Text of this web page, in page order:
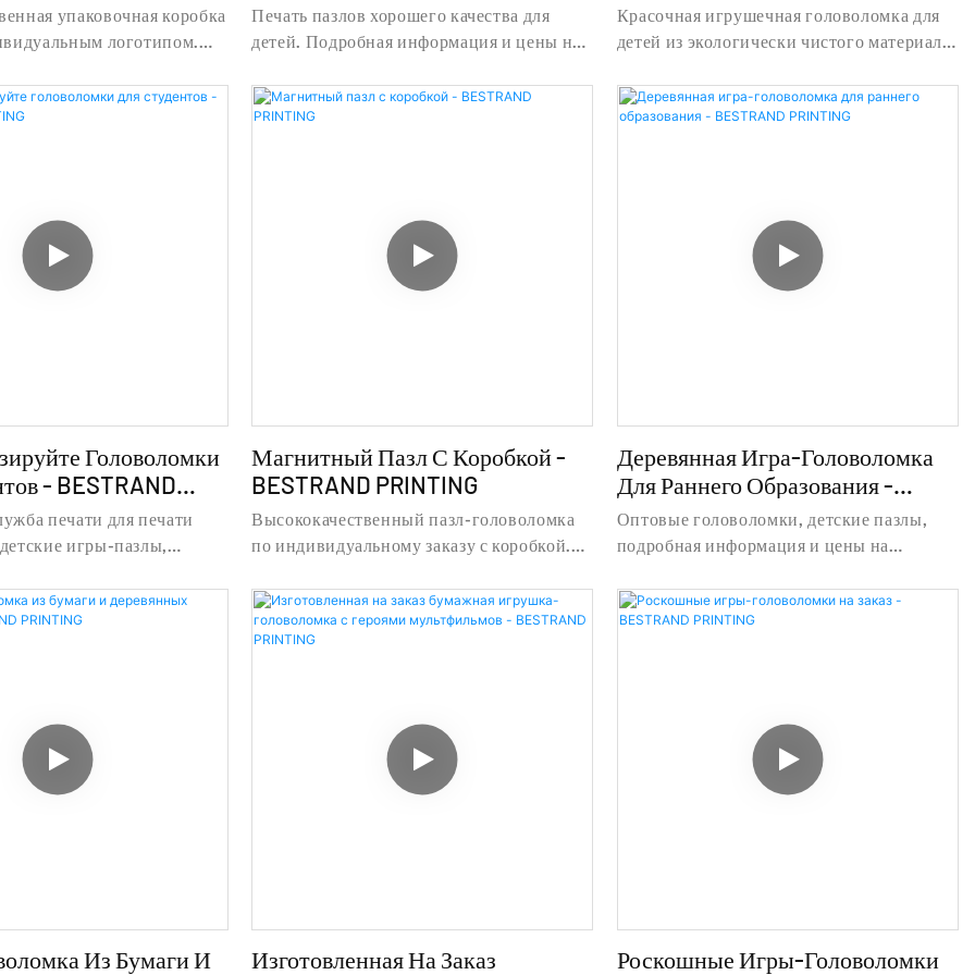
PRINTING
упаковочная коробка
логотипом.
от
упаковочная коробка
BESTRAND PRINTING
Печать пазлов хорошего качества для
детей. Подробная информация и цены на
компании «Печать пазлов хорошего
качества» для детей — Shanghai Bestand
BESTRAND PRINTING
Красочная игрушечная головоломка для
детей из экологически чистого материала.
головоломке-игрушке-головоломке из
красочной игрушечной головоломки для
Головоломки
- BESTRAND
печати для печати
игры-пазлы,
популярной службы
головоломок, детские
Магнитный Пазл С Коробкой -
BESTRAND PRINTING
Высококачественный пазл-головоломка
по индивидуальному заказу с коробкой.
пазлов-пазлов от Высококачественный
пазл-пазл по индивидуальному заказу с
коробкой - Shanghai Bestand Printing
Деревянная Игра-Головоломка
Для Раннего Образования -
BESTRAND PRINTING
Оптовые головоломки, детские пазлы,
подробная информация и цены на
головоломки, детские пазлы - Shanghai
Bestand Printing Technology Co., Ltd
Из Бумаги И
Изготовленная На Заказ
Роскошные Игры-Головоломки